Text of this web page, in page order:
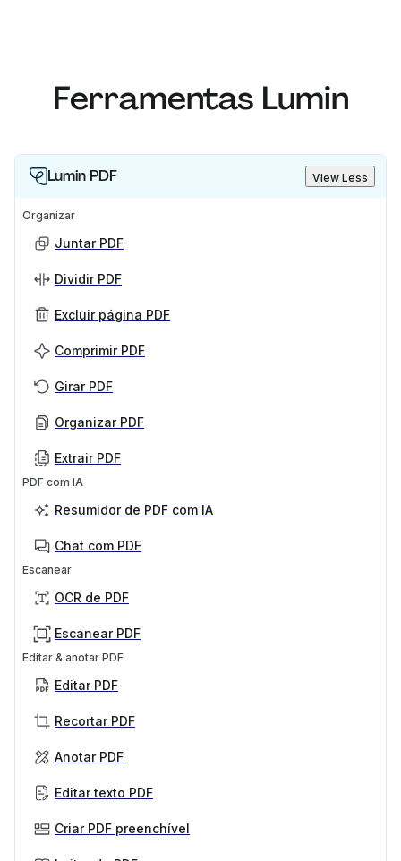
Ferramentas Lumin
Lumin PDF View Less
Organizar
Juntar PDF
Dividir PDF
Excluir página PDF
Comprimir PDF
Girar PDF
Organizar PDF
Extrair PDF
PDF com IA
Resumidor de PDF com IA
Chat com PDF
Escanear
OCR de PDF
Escanear PDF
Editar & anotar PDF
Editar PDF
Recortar PDF
Anotar PDF
Editar texto PDF
Criar PDF preenchível